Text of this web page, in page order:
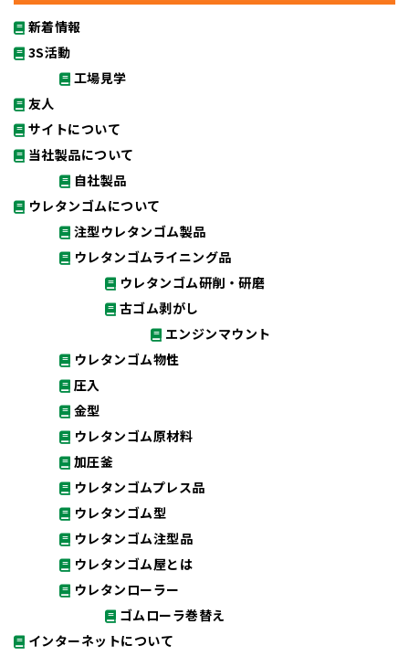
新着情報
3S活動
工場見学
友人
サイトについて
当社製品について
自社製品
ウレタンゴムについて
注型ウレタンゴム製品
ウレタンゴムライニング品
ウレタンゴム研削・研磨
古ゴム剥がし
エンジンマウント
ウレタンゴム物性
圧入
金型
ウレタンゴム原材料
加圧釜
ウレタンゴムプレス品
ウレタンゴム型
ウレタンゴム注型品
ウレタンゴム屋とは
ウレタンローラー
ゴムローラ巻替え
インターネットについて